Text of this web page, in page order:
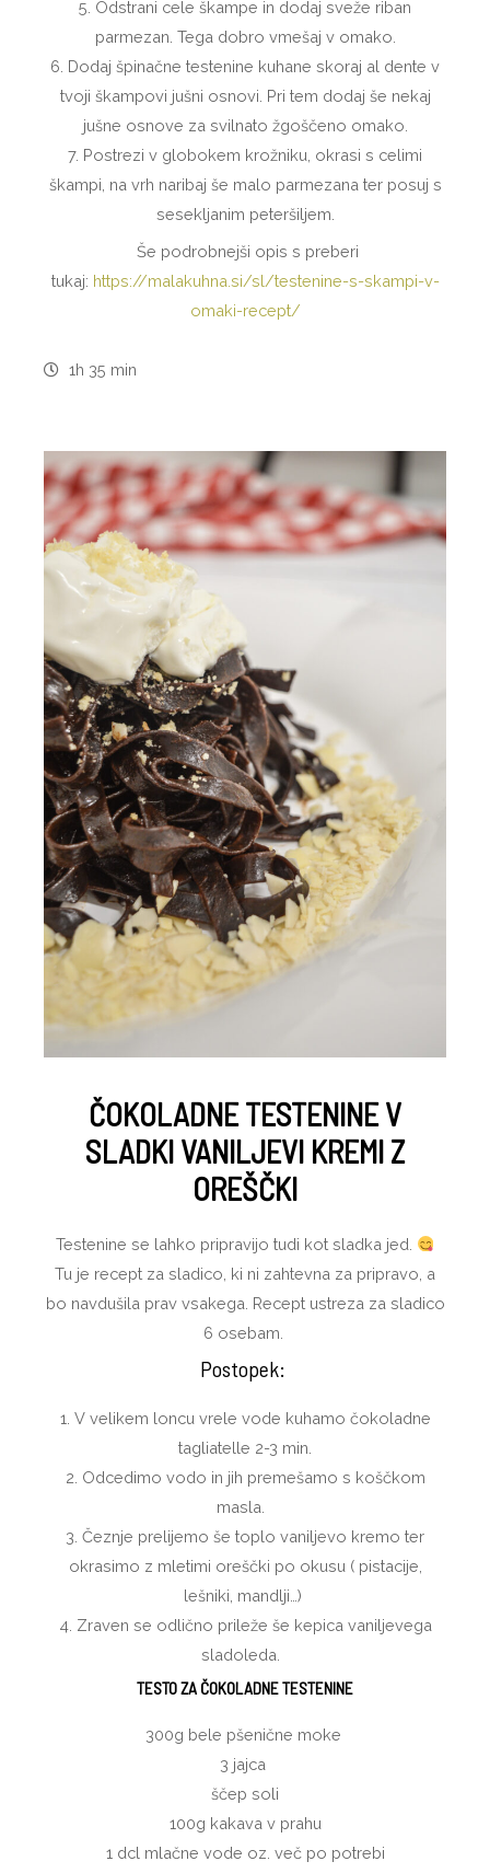
5. Odstrani cele škampe in dodaj sveže riban
parmezan. Tega dobro vmešaj v omako.
6. Dodaj špinačne testenine kuhane skoraj al dente v
tvoji škampovi jušni osnovi. Pri tem dodaj še nekaj
jušne osnove za svilnato žgoščeno omako.
7. Postrezi v globokem krožniku, okrasi s celimi
škampi, na vrh naribaj še malo parmezana ter posuj s
sesekljanim peteršiljem.
Še podrobnejši opis s preberi
tukaj: https://malakuhna.si/sl/testenine-s-skampi-v-
omaki-recept/
1h 35 min
ČOKOLADNE TESTENINE V
SLADKI VANILJEVI KREMI Z
OREŠČKI
Testenine se lahko pripravijo tudi kot sladka jed.
Tu je recept za sladico, ki ni zahtevna za pripravo, a
bo navdušila prav vsakega. Recept ustreza za sladico
6 osebam.
Postopek:
1. V velikem loncu vrele vode kuhamo čokoladne
tagliatelle 2-3 min.
2. Odcedimo vodo in jih premešamo s koščkom
masla.
3. Čeznje prelijemo še toplo vaniljevo kremo ter
okrasimo z mletimi oreščki po okusu ( pistacije,
lešniki, mandlji…)
4. Zraven se odlično prileže še kepica vaniljevega
sladoleda.
TESTO ZA ČOKOLADNE TESTENINE
300g bele pšenične moke
3 jajca
ščep soli
100g kakava v prahu
1 dcl mlačne vode oz. več po potrebi